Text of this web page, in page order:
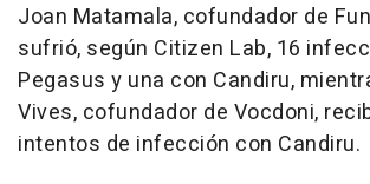
Joan Matamala, cofundador de
sufrió, según Citizen Lab, 16
Pegasus y una con Candiru,
Vives, cofundador de Vocdoni,
intentos de infección con Candiru.